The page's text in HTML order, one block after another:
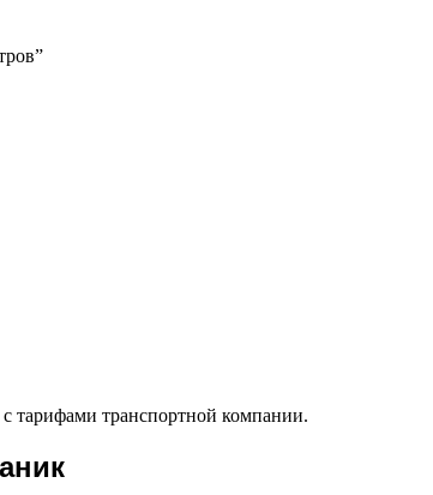
тарифами транспортной компании.